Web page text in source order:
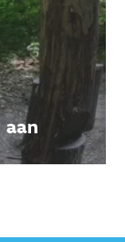
aan